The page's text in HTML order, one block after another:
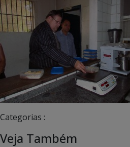
Categorias :
Veja Também